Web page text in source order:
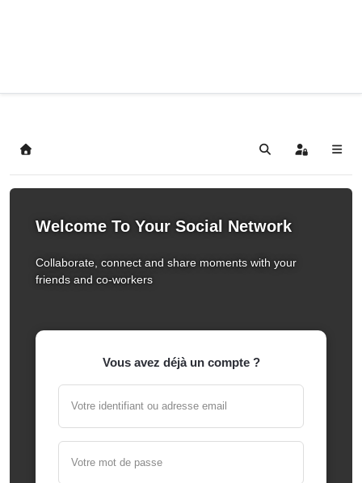
Home SearchSign In
Welcome To Your Social Network
Collaborate, connect and share moments with your
friends and co-workers
Vous avez déjà un compte ?
Votre identifiant ou adresse email
Votre mot de passe